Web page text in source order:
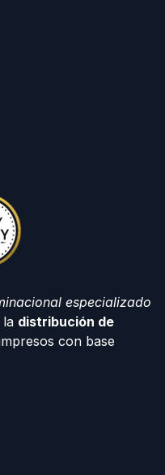
especializado
la distribución de
con base